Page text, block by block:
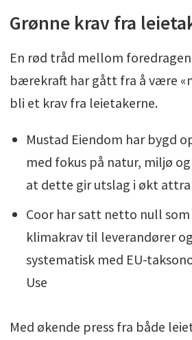
Grønne krav fra
En rød tråd mellom
bærekraft har gått fra å være
bli et krav fra leietakerne.
Mustad Eiendom har bygd
med fokus på natur, miljø
at dette gir utslag i økt
Coor har satt netto null
klimakrav til leverandører
systematisk med EU-
Use
Med økende press fra både